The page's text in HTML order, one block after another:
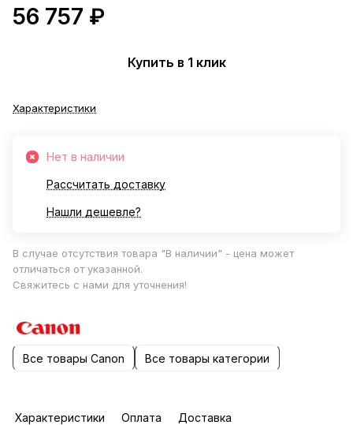
56 757 ₽
Купить в 1 клик
Характеристики
Нет в наличии
Рассчитать доставку
Нашли дешевле?
В случае отсутствия товара "В наличии" - цена может
отличаться от указанной.
Свяжитесь с нами для уточнения!
Все товары Canon Все товары категории
Характеристики Оплата Доставка